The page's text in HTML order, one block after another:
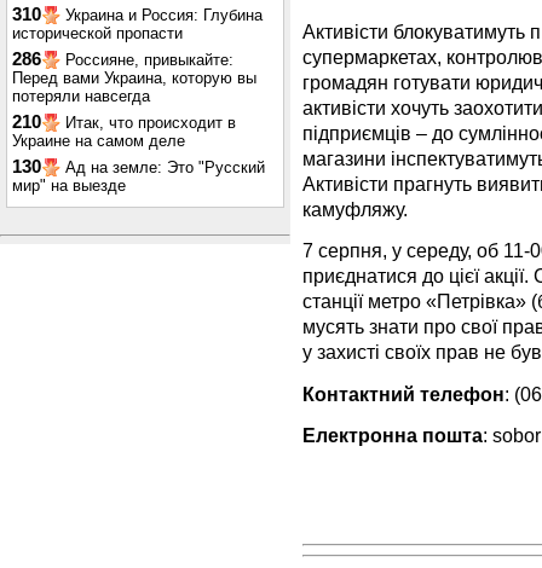
310
Украина и Россия: Глубина
исторической пропасти
286
Россияне, привыкайте:
Перед вами Украина, которую вы
потеряли навсегда
210
Итак, что происходит в
Украине на самом деле
130
Ад на земле: Это "Русский
мир" на выезде
Активісти блокуватимуть
супермаркетах,
громадян готувати
активісти хочуть
підприємців – до
магазини
Активісти прагнуть
камуфляжу.
7 серпня, у середу, об 11-
приєднатися до цієї
станції метро
мусять знати про свої
у захисті своїх прав не
Контактний телефон:
Електронна пошта: